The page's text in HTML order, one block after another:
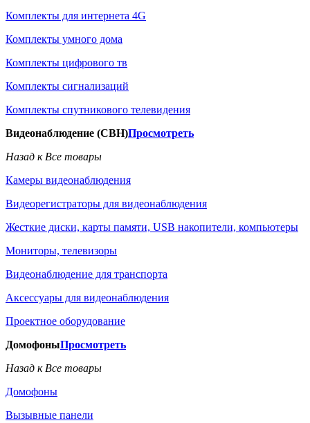
Комплекты для интернета 4G
Комплекты умного дома
Комплекты цифрового тв
Комплекты сигнализаций
Комплекты спутникового телевидения
Видеонаблюдение (СВН)Просмотреть
Назад к Все товары
Камеры видеонаблюдения
Видеорегистраторы для видеонаблюдения
Жесткие диски, карты памяти, USB накопители, компьютеры
Мониторы, телевизоры
Видеонаблюдение для транспорта
Аксессуары для видеонаблюдения
Проектное оборудование
ДомофоныПросмотреть
Назад к Все товары
Домофоны
Вызывные панели